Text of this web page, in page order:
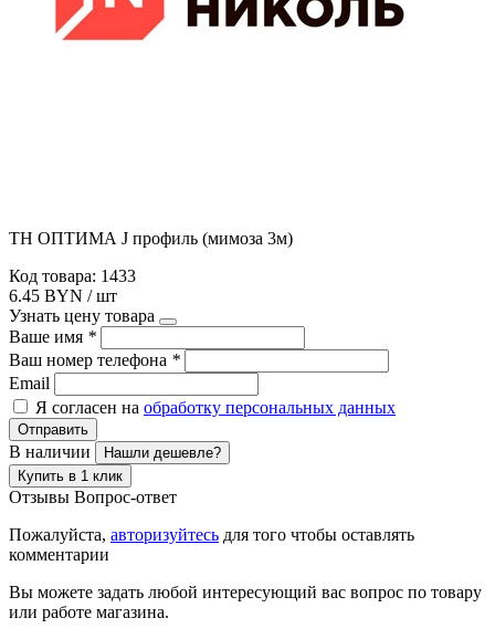
ТН ОПТИМА J профиль (мимоза 3м)
Код товара: 1433
6.45 BYN / шт
Узнать цену товара
Ваше имя *
Ваш номер телефона *
Email
Я согласен на обработку персональных данных
Отправить
В наличии
Нашли дешевле?
Купить в 1 клик
Отзывы Вопрос-ответ
Пожалуйста, авторизуйтесь для того чтобы оставлять
комментарии
Вы можете задать любой интересующий вас вопрос по товару
или работе магазина.